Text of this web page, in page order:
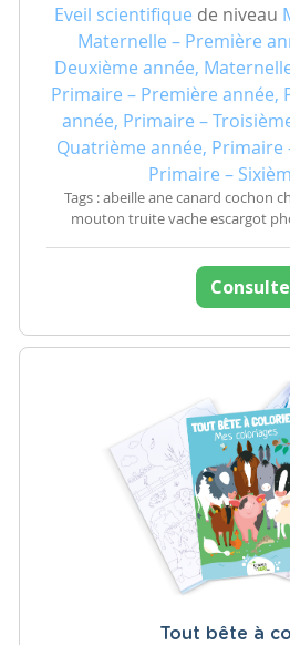
Eveil scientifique de niveau
Maternelle – Première
Deuxième année,
Primaire – Première année,
année, Primaire –
Quatrième année, Primaire
Primaire –
Tags : abeille ane canard cochon
mouton truite vache escargot
Tout bête à